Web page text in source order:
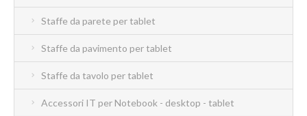
Staffe da parete per tablet
Staffe da pavimento per tablet
Staffe da tavolo per tablet
Accessori IT per Notebook - desktop - tablet